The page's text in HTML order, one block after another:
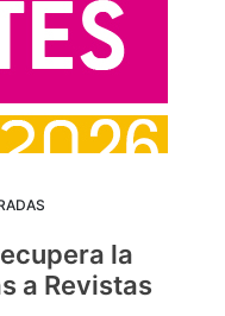
la
a Revistas